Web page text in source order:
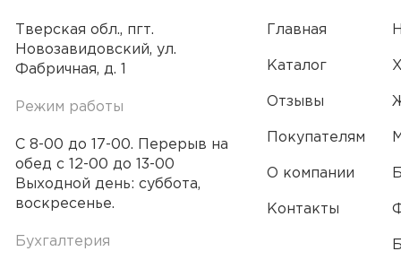
Тверская обл., пгт.
Новозавидовский, ул.
Фабричная, д. 1
Режим работы
С 8-00 до 17-00. Перерыв на
обед с 12-00 до 13-00
Выходной день: суббота,
воскресенье.
Бухгалтерия
Главная
Каталог
Отзывы
Покупателям
О компании
Контакты